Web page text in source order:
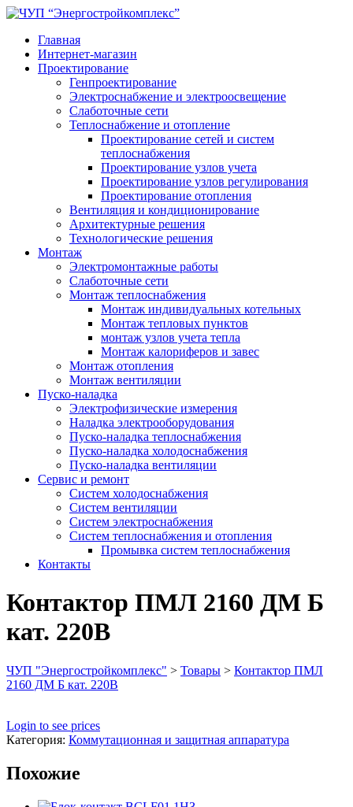
Главная
Интернет-магазин
Проектирование
Генпроектирование
Электроснабжение и электроосвещение
Слаботочные сети
Теплоснабжение и отопление
Проектирование сетей и систем
теплоснабжения
Проектирование узлов учета
Проектирование узлов регулирования
Проектирование отопления
Вентиляция и кондиционирование
Архитектурные решения
Технологические решения
Монтаж
Электромонтажные работы
Слаботочные сети
Монтаж теплоснабжения
Монтаж индивидуальных котельных
Монтаж тепловых пунктов
монтаж узлов учета тепла
Монтаж калориферов и завес
Монтаж отопления
Монтаж вентиляции
Пуско-наладка
Электрофизические измерения
Наладка электрооборудования
Пуско-наладка теплоснабжения
Пуско-наладка холодоснабжения
Пуско-наладка вентиляции
Сервис и ремонт
Систем холодоснабжения
Систем вентиляции
Систем электроснабжения
Систем теплоснабжения и отопления
Промывка систем теплоснабжения
Контакты
Контактор ПМЛ 2160 ДМ Б
кат. 220В
ЧУП "Энергостройкомплекс" > Товары > Контактор ПМЛ
2160 ДМ Б кат. 220В
Login to see prices
Категория: Коммутационная и защитная аппаратура
Похожие